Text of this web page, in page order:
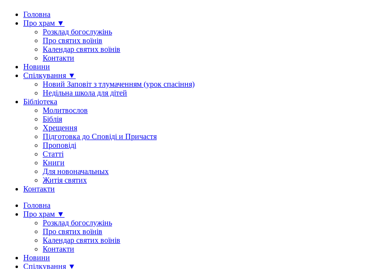
Головна
Про храм ▼
Розклад богослужінь
Про святих воїнів
Календар святих воїнів
Контакти
Новини
Спілкування ▼
Новий Заповіт з тлумаченням (урок спасіння)
Недільна школа для дітей
Бібліотека
Молитвослов
Біблія
Хрещення
Підготовка до Сповіді и Причастя
Проповіді
Статті
Книги
Для новоначальных
Житія святих
Контакти
Головна
Про храм ▼
Розклад богослужінь
Про святих воїнів
Календар святих воїнів
Контакти
Новини
Спілкування ▼